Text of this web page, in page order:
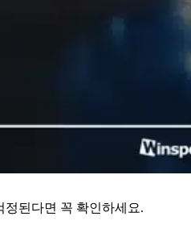
된다면 꼭 확인하세요.